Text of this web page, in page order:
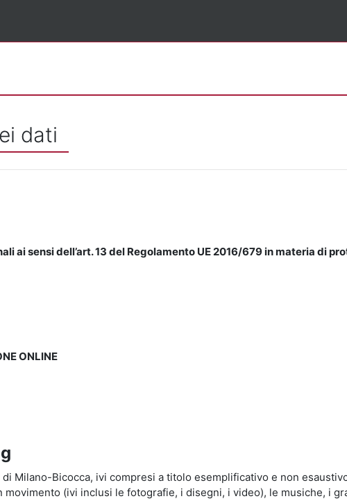
dati
ai sensi dell’art. 13 del Regolamento UE 2016/679 in materia di
ONLINE
Milano-Bicocca, ivi compresi a titolo esemplificativo e non
(ivi inclusi le fotografie, i disegni, i video), le musiche, i